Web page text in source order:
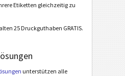
Etiketten gleichzeitig zu
25 Druckguthaben GRATIS.
unterstützen alle